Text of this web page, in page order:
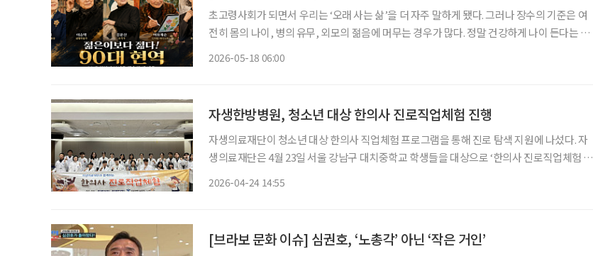
초고령사회가 되면서 우리는 ‘오래 사는 삶’을 더 자주 말하게 됐다. 그러나 장수의 기준은 여
전히 몸의 나이, 병의 유무, 외모의 젊음에 머무는 경우가 많다. 정말 건강하게 나이 든다는 것
2026-05-18 06:00
자생한방병원, 청소년 대상 한의사 진로직업체험 진행
자생의료재단이 청소년 대상 한의사 직업체험 프로그램을 통해 진로 탐색 지원에 나섰다. 자
생의료재단은 4월 23일 서울 강남구 대치중학교 학생들을 대상으로 ‘한의사 진로직업체험 프
2026-04-24 14:55
[브라보 문화 이슈] 심권호, ‘노총각’ 아닌 ‘작은 거인’